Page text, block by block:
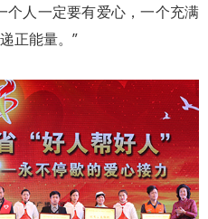
个人一定要有爱心，一个充满
正能量。”